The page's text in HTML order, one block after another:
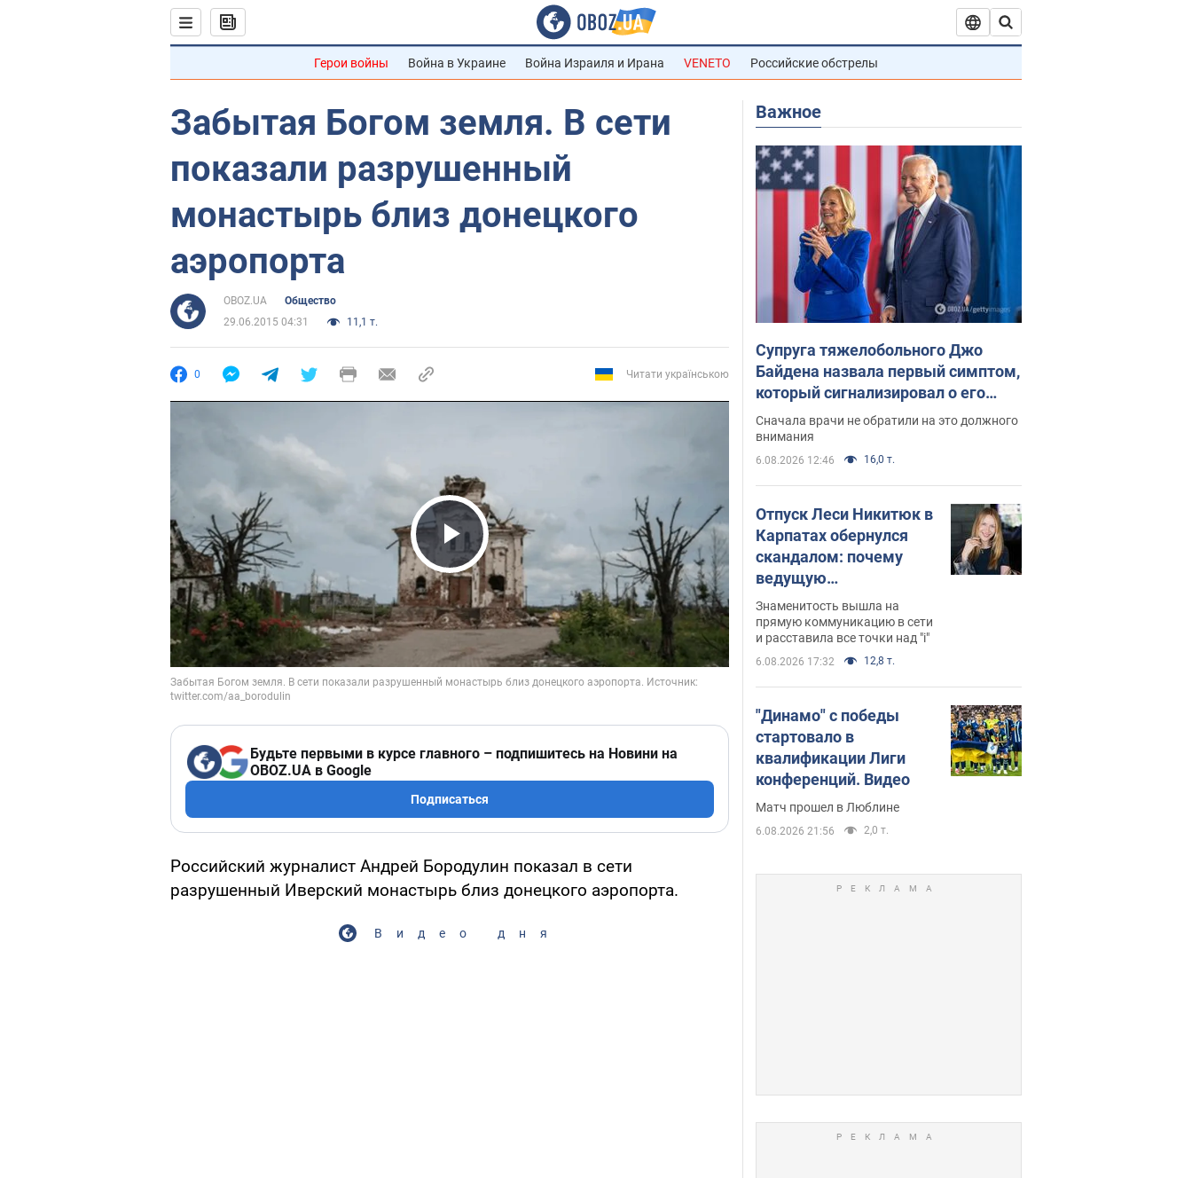
Герои войны Война в Украине Война Израиля и Ирана VENETO Российские обстрелы
Забытая Богом земля. В сети
показали разрушенный
монастырь близ донецкого
аэропорта
OBOZ.UA
Общество
29.06.2015 04:31
11,1 т.
0 Читати українською
Play Video
Будьте первыми в курсе главного – подпишитесь на Новини на
OBOZ.UA в Google
Подписаться
Российский журналист Андрей Бородулин показал в сети
разрушенный Иверский монастырь близ донецкого аэропорта.
Видео дня
Важное
Супруга тяжелобольного Джо
Байдена назвала первый симптом,
который сигнализировал о его
"агрессивном" раке
Сначала врачи не обратили на это должного
внимания
6.08.2026 12:46 16,0 т.
Отпуск Леси Никитюк в
Карпатах обернулся
скандалом: почему
ведущую
несправедливо
захейтили
Знаменитость вышла на
прямую коммуникацию в сети
и расставила все точки над "i"
6.08.2026 17:32 12,8 т.
"Динамо" с победы
стартовало в
квалификации Лиги
конференций. Видео
Матч прошел в Люблине
6.08.2026 21:56 2,0 т.